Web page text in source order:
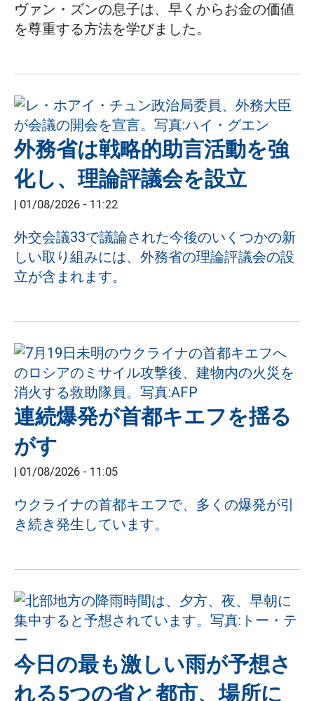
ヴァン・ズンの息子は、早くからお金の価値
を尊重する方法を学びました。
外務省は戦略的助言活動を強
化し、理論評議会を設立
| 01/08/2026 - 11:22
外交会議33で議論された今後のいくつかの新
しい取り組みには、外務省の理論評議会の設
立が含まれます。
連続爆発が首都キエフを揺る
がす
| 01/08/2026 - 11:05
ウクライナの首都キエフで、多くの爆発が引
き続き発生しています。
今日の最も激しい雨が予想さ
れる5つの省と都市、場所に